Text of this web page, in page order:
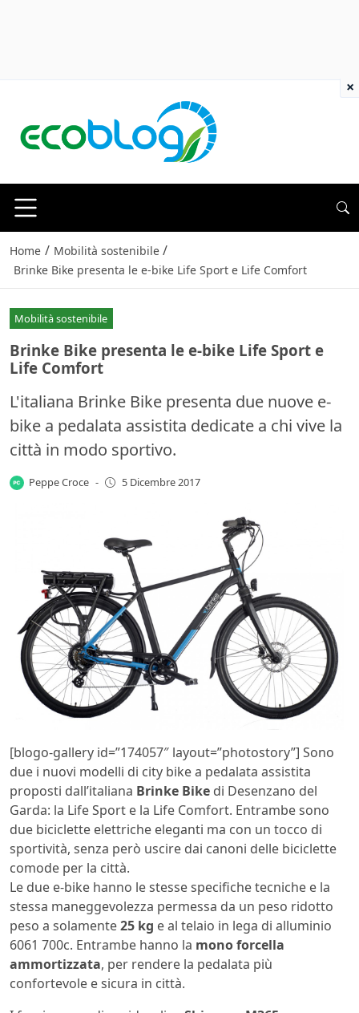
Home / Mobilità sostenibile /
Brinke Bike presenta le e-bike Life Sport e Life Comfort
Mobilità sostenibile
Brinke Bike presenta le e-bike Life Sport e
Life Comfort
L'italiana Brinke Bike presenta due nuove e-
bike a pedalata assistita dedicate a chi vive la
città in modo sportivo.
Peppe Croce - 5 Dicembre 2017
[blogo-gallery id=”174057″ layout=”photostory”] Sono
due i nuovi modelli di city bike a pedalata assistita
proposti dall’italiana Brinke Bike di Desenzano del
Garda: la Life Sport e la Life Comfort. Entrambe sono
due biciclette elettriche eleganti ma con un tocco di
sportività, senza però uscire dai canoni delle biciclette
comode per la città.
Le due e-bike hanno le stesse specifiche tecniche e la
stessa maneggevolezza permessa da un peso ridotto
peso a solamente25 kg e al telaio in lega di alluminio
6061 700c. Entrambe hanno la mono forcella
ammortizzata, per rendere la pedalata più
confortevole e sicura in città.
×